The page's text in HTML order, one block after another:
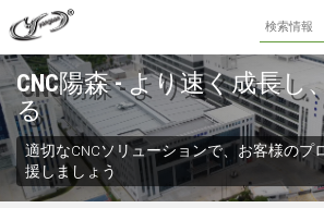
CNC陽森 - より速く成長し
る
適切なCNCソリューションで、お客様のプ
援しましょう